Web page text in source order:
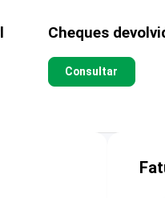
Cheques
Consultar